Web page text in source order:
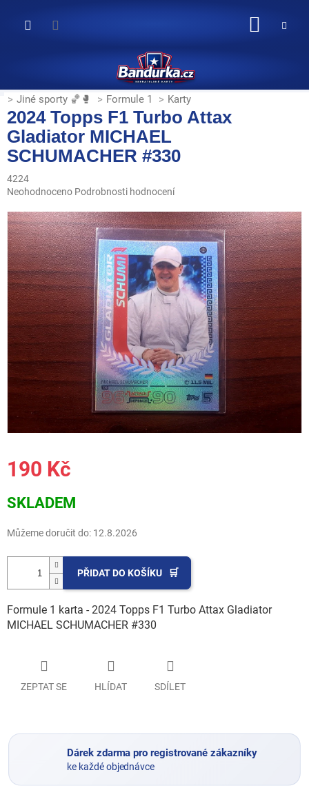
obsah
Jiné sporty 🏀🥊 Formule 1 Karty
2024 Topps F1 Turbo Attax
Gladiator MICHAEL
SCHUMACHER #330
4224
Průměrné
produktu
je
0,0
z
5
hvězdiček.
Neohodnoceno Podrobnosti hodnocení
190 Kč
cena:
SKLADEM
Můžeme doručit do: 12.8.2026
PŘIDAT DO KOŠÍKU
Formule 1 karta - 2024 Topps F1 Turbo Attax Gladiator
MICHAEL SCHUMACHER #330
ZEPTAT SE HLÍDAT SDÍLET
Dárek zdarma pro registrované zákazníky
ke každé objednávce